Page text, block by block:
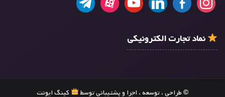
نماد تجارت الکترونیکی
© طراحی ، توسعه ، اجرا و پشتیبانی توسط کینگ ایونت